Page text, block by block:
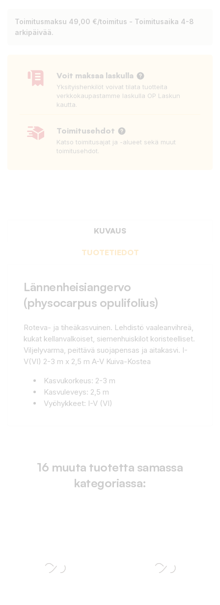
Toimitusmaksu 49,00 €/toimitus - Toimitusaika 4-8
arkipäivää.
Voit maksaa laskulla
Yksityishenkilöt voivat tilata tuotteita
verkkokaupastamme laskulla OP Laskun
kautta.
Toimitusehdot
Katso toimitusajat ja -alueet sekä muut
toimitusehdot.
KUVAUS
TUOTETIEDOT
Lännenheisiangervo
(physocarpus opulifolius)
Roteva- ja tiheäkasvuinen. Lehdistö vaaleanvihreä,
kukat kellanvalkoiset, siemenhuiskilot koristeelliset.
Viljelyvarma, peittävä suojapensas ja aitakasvi. I-
V(VI) 2-3 m x 2,5 m A-V Kuiva-Kostea
Kasvukorkeus: 2-3 m
Kasvuleveys: 2,5 m
Vyöhykkeet: I-V (VI)
16 muuta tuotetta samassa
kategoriassa: